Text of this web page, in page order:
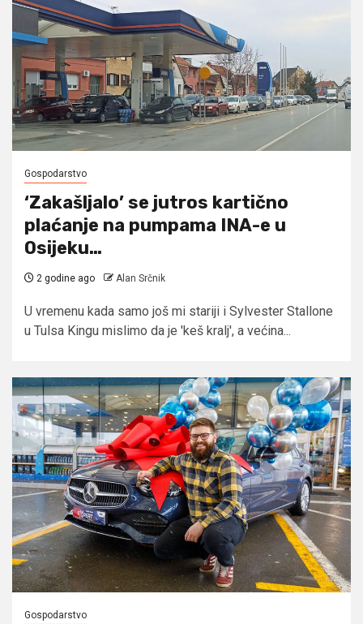
Gospodarstvo
‘Zakašljalo’ se jutros kartično
plaćanje na pumpama INA-e u
Osijeku…
2 godine ago Alan Srčnik
U vremenu kada samo još mi stariji i Sylvester Stallone
u Tulsa Kingu mislimo da je 'keš kralj', a većina...
Gospodarstvo